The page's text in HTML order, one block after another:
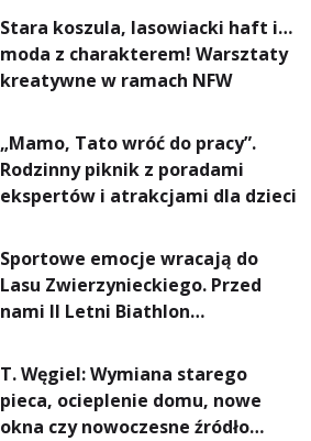
Stara koszula, lasowiacki haft i…
moda z charakterem! Warsztaty
kreatywne w ramach NFW
„Mamo, Tato wróć do pracy”.
Rodzinny piknik z poradami
ekspertów i atrakcjami dla dzieci
Sportowe emocje wracają do
Lasu Zwierzynieckiego. Przed
nami II Letni Biathlon
T. Węgiel: Wymiana starego
pieca, ocieplenie domu, nowe
okna czy nowoczesne źródło